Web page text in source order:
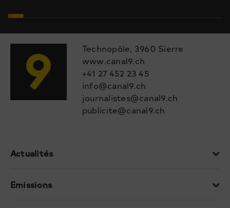
Technopôle, 3960 Sierre
www.canal9.ch
+41 27 452 23 45
info@canal9.ch
journalistes@canal9.ch
publicite@canal9.ch
Actualités
Emissions